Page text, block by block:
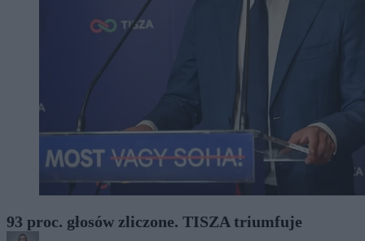
93 proc. głosów zliczone. TISZA triumfuje